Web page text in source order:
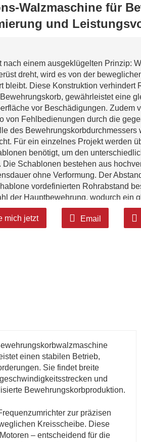
Walzmaschine für
und
nach einem ausgeklügelten Prinzip:
dreht, wird es von der
bleibt. Diese Konstruktion verhindert
gewährleistet eine
vor Beschädigungen. Zudem
von Fehlbedienungen durch die
des
Für ein einzelnes Projekt werden
benötigt, um den
Die Schablonen bestehen aus
ohne Verformung. Der
vordefinierten Rohrabstand
der Hauptbewehrung, wodurch ein
sichergestellt
mich jetzt
Email
einen stabilen Betrieb,
Sie findet breite
und
Bewehrungskorbproduktion.
zur präzisen
Kreisscheibe. Diese
– entscheidend für die